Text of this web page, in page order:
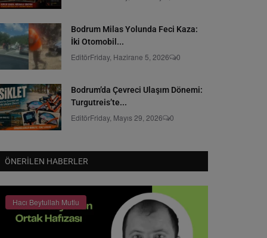
Bodrum Milas Yolunda Feci Kaza:
İki Otomobil...
EditörFriday, Hazirane 5, 2026 0
Bodrum’da Çevreci Ulaşım Dönemi:
Turgutreis’te...
EditörFriday, Mayıs 29, 2026 0
ÖNERILEN HABERLER
Hacı Beytullah Mutlu